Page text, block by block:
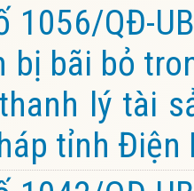
1056/QĐ-
bị bãi bỏ
lý tài
tỉnh Điện